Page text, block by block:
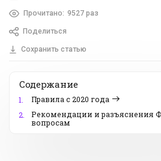
Прочитано: 9527 раз
Поделиться
Сохранить статью
Содержание
1.
Правила с 2020 года
2.
Рекомендации и разъяснения
вопросам